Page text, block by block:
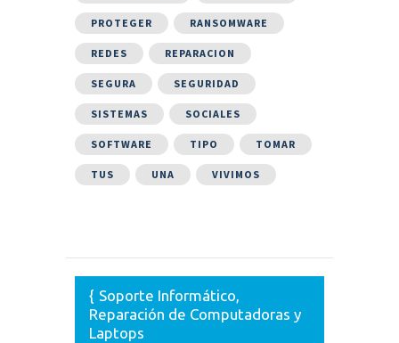
PROTEGER RANSOMWARE
REDES REPARACION
SEGURA SEGURIDAD
SISTEMAS SOCIALES
SOFTWARE TIPO TOMAR
TUS UNA VIVIMOS
Soporte Informático,
Reparación de Computadoras y
Laptops